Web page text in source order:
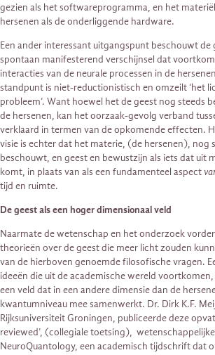
gezien als het softwareprogramma, en het
hersenen als de onderliggende hardware.
Een ander interessant uitgangspunt beschouwt de
spontaan manifesterend verschijnsel dat
interacties van de neurale processen in de
standpunt is niet-reductionistisch en omzeilt ‘het
probleem’. Want hoewel het de geest nog steeds
de hersenen, kan het oorzaak-gevolg verband
verklaard in termen van de opkomende effecten.
visie is echter dat het materie, (de hersenen), nog
beschouwt, en geest en bewustzijn als iets dat uit
komt, in plaats van als een fundamenteel aspect
tijd en ruimte.
De geest als een hoger dimensionaal veld
Naarmate de wetenschap en het onderzoek
theorieën over de geest die meer licht zouden
van de hierboven genoemde filosofische vragen.
ideeën die uit de academische wereld
een veld dat in een andere dimensie dan de
kwantumniveau mee samenwerkt. Dr. Dirk K.F.
Rijksuniversiteit Groningen, publiceerde deze
reviewed’, (collegiale toetsing),
NeuroQuantology, een academisch tijdschrift dat